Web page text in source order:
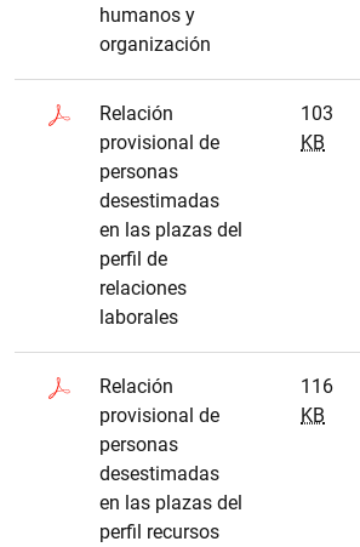
humanos y
organización
Relación
provisional de
personas
desestimadas
en las plazas del
perfil de
relaciones
laborales
103
KB
Relación
provisional de
personas
desestimadas
en las plazas del
perfil recursos
116
KB